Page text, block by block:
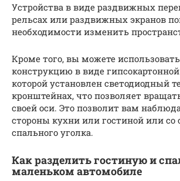
Устройства в виде раздвижных
рельсах или раздвижных экранов
необходимости изменить
Кроме того, вы можете
конструкцию в виде
которой установлен светодиодный
кронштейнах, что позволяет
своей оси. Это позволит вам
стороны кухни или гостиной или со
спального уголка.
Как разделить гостиную и
маленьком автомобиле